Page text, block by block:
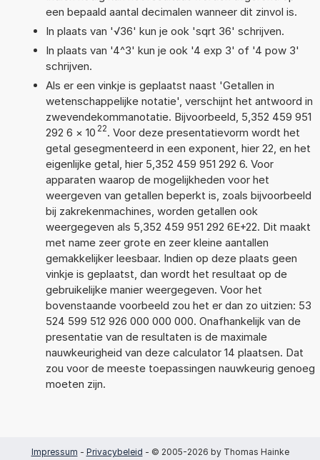
een bepaald aantal decimalen wanneer dit zinvol is.
In plaats van '√36' kun je ook 'sqrt 36' schrijven.
In plaats van '4^3' kun je ook '4 exp 3' of '4 pow 3'
schrijven.
Als er een vinkje is geplaatst naast 'Getallen in
wetenschappelijke notatie', verschijnt het antwoord in
zwevendekommanotatie. Bijvoorbeeld, 5,352 459 951
292 6 × 10 22. Voor deze presentatievorm wordt het
getal gesegmenteerd in een exponent, hier 22, en het
eigenlijke getal, hier 5,352 459 951 292 6. Voor
apparaten waarop de mogelijkheden voor het
weergeven van getallen beperkt is, zoals bijvoorbeeld
bij zakrekenmachines, worden getallen ook
weergegeven als 5,352 459 951 292 6E+22. Dit maakt
met name zeer grote en zeer kleine aantallen
gemakkelijker leesbaar. Indien op deze plaats geen
vinkje is geplaatst, dan wordt het resultaat op de
gebruikelijke manier weergegeven. Voor het
bovenstaande voorbeeld zou het er dan zo uitzien: 53
524 599 512 926 000 000 000. Onafhankelijk van de
presentatie van de resultaten is de maximale
nauwkeurigheid van deze calculator 14 plaatsen. Dat
zou voor de meeste toepassingen nauwkeurig genoeg
moeten zijn.
Impressum - Privacybeleid - © 2005-2026 by Thomas Hainke